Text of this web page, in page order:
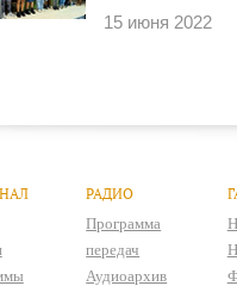
15 июня 2022
РАДИО
Программа
передач
Аудиоархив